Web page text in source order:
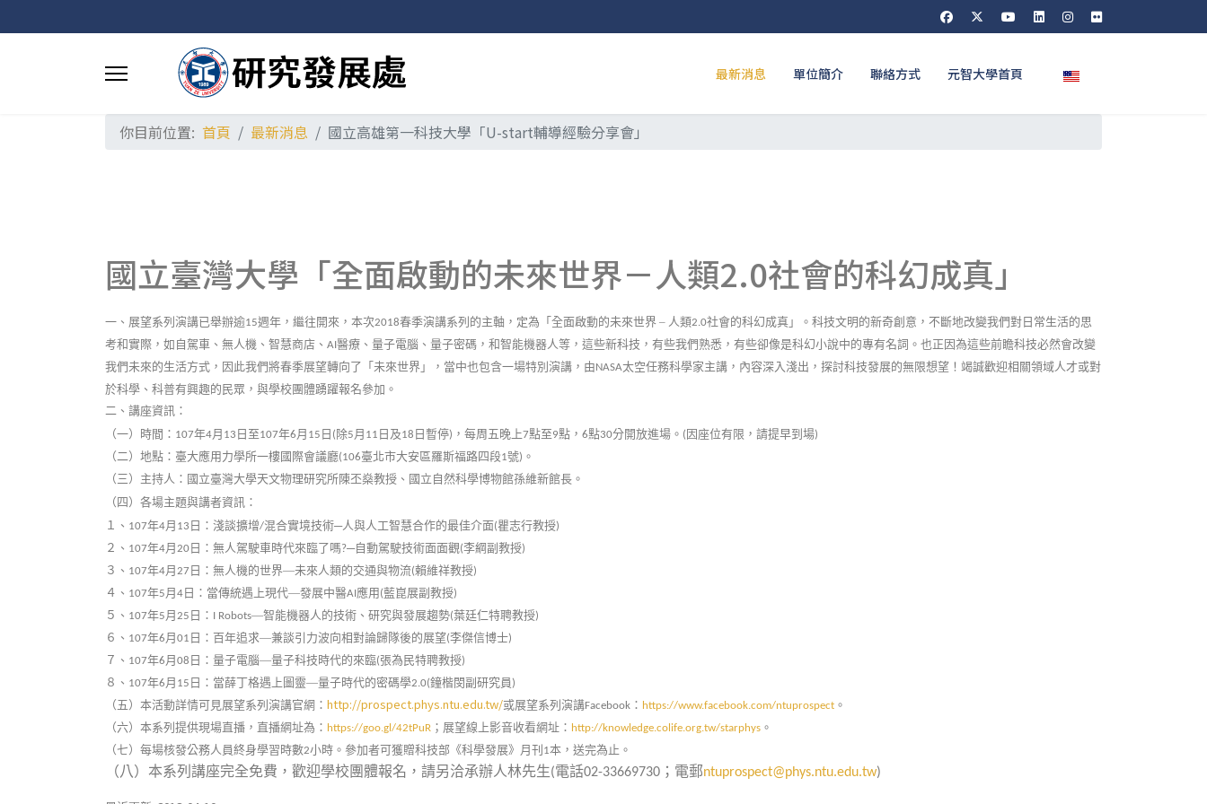
最新消息 單位簡介 聯絡方式 元智大學首頁 選擇你的語言
你目前位置: 首頁 最新消息 國立高雄第一科技大學「U-start輔導經驗分享會」
國立臺灣大學「全面啟動的未來世界－人類2.0社會的科幻成真」
一、展望系列演講已舉辦逾15週年，繼往開來，本次2018春季演講系列的主軸，定為「全面啟動的未來世界 – 人類2.0社會的科幻成真」。科技文明的新奇創意，不斷地改變我們對日常生活的思
考和實際，如自駕車、無人機、智慧商店、 AI醫療、量子電腦、量子密碼，和智能機器人等，這些新科技，有些我們熟悉，有些卻像是科幻小說中的專有名詞。也正因為這些前瞻科技必然會改變
我們未來的生活方式，因此我們將春季展望轉向了「未來世界」，當中也包含一場特別演講，由NASA太空任務科學家主講，內容深入淺出，探討科技發展的無限想望！竭誠歡迎相關領域人才或對
於科學、科普有興趣的民眾，與學校團體踴躍報名參加。
二、講座資訊：
（一）時間： 107年4月 13 日至107年6月 15 日 ( 除5月 11 日及18 日暫停) ，每周五晚上7點至9點， 6點30分開放進場。 ( 因座位有限，請提早到場)
（二）地點：臺大應用力學所一樓國際會議廳(106臺北市大安區羅斯福路四段1號) 。
（三）主持人：國立臺灣大學天文物理研究所陳丕燊教授、國立自然科學博物館孫維新館長。
（四）各場主題與講者資訊：
１、 107年4月 13 日：淺談擴增/混合實境技術─人與人工智慧合作的最佳介面(瞿志行教授)
２、 107年4月 20 日：無人駕駛車時代來臨了嗎?─自動駕駛技術面面觀(李綱副教授)
３、 107年4月 27 日：無人機的世界—未來人類的交通與物流(賴維祥教授)
４、 107年5月 4 日：當傳統遇上現代—發展中醫AI應用 (藍崑展副教授)
５、 107年5月 25 日： I Robots—智能機器人的技術、研究與發展趨勢(葉廷仁特聘教授)
６、 107年6月 01 日：百年追求—兼談引力波向相對論歸隊後的展望(李傑信博士)
７、 107年6月 08 日：量子電腦—量子科技時代的來臨(張為民特聘教授)
８、 107年6月 15 日：當薛丁格遇上圖靈—量子時代的密碼學2.0(鐘楷閔副研究員 )
（五）本活動詳情可見展望系列演講官網： http://prospect.phys.ntu.edu.tw/或展望系列演講Facebook ： https://www.facebook.com/ntuprospect 。
（六）本系列提供現場直播，直播網址為： https://goo.gl/42tPuR ；展望線上影音收看網址： http://knowledge.colife.org.tw/starphys 。
（七）每場核發公務人員終身學習時數2小時。參加者可獲贈科技部《科學發展》月刊 1本，送完為止。
（八）本系列講座完全免費，歡迎學校團體報名，請另洽承辦人林先生(電話02-33669730 ；電郵ntuprospect@phys.ntu.edu.tw)